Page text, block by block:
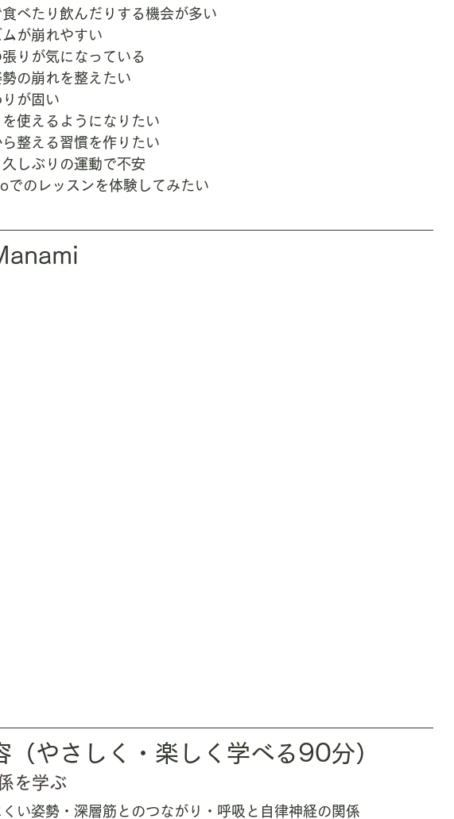
べたり飲んだりする機会が多い
が崩れやすい
りが気になっている
の崩れを整えたい
が固い
使えるようになりたい
整える習慣を作りたい
しぶりの運動で不安
のレッスンを体験してみたい
（やさしく・楽しく学べる90分）
を学ぶ
くい姿勢・深層筋とのつながり・呼吸と自律神経の関係